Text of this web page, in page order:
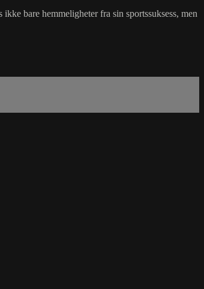
bare hemmeligheter fra sin sportssuksess, men